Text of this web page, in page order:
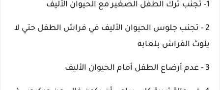
1- تجنب ترك الطفل الصغير مع الحيوان الأليف
2 - تجنب جلوس الحيوان الأليف في فراش الطفل حتي لا
يلوث الفراش بلعابه
3 - عدم أرضاع الطفل أمام الحيوان الأليف